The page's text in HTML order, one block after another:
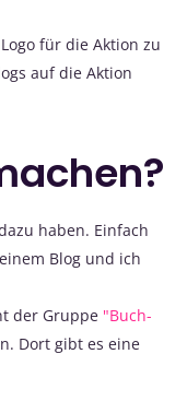
für die Aktion zu
auf die Aktion
haben. Einfach
Blog und ich
der Gruppe "Buch-
Dort gibt es eine